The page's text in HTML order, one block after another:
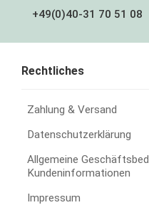
+49(0)40-31 70 51 08
Rechtliches
Zahlung & Versand
Datenschutzerklärung
Allgemeine
Kundeninformationen
Impressum